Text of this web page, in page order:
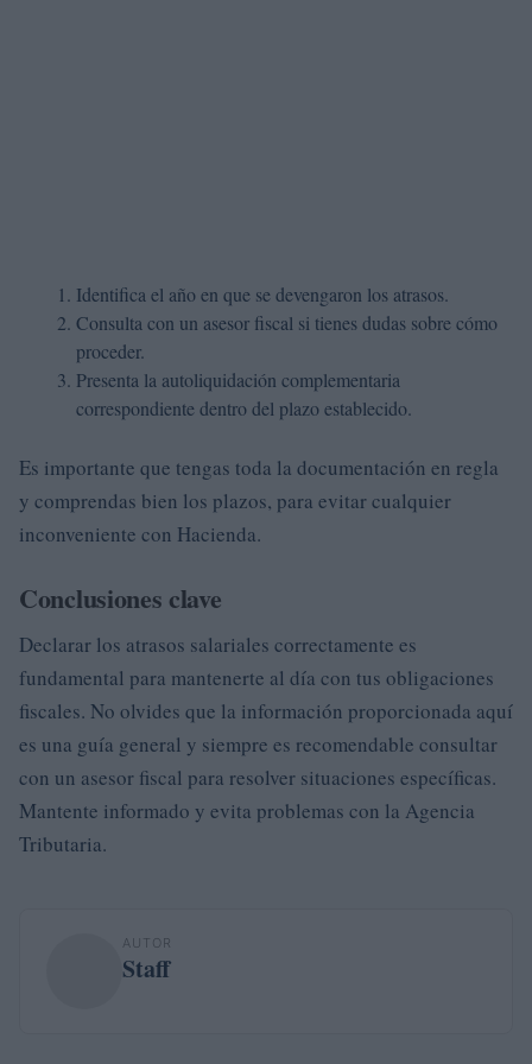
Identifica el año en que se devengaron los atrasos.
Consulta con un asesor fiscal si tienes dudas sobre cómo
proceder.
Presenta la autoliquidación complementaria
correspondiente dentro del plazo establecido.
Es importante que tengas toda la documentación en regla
y comprendas bien los plazos, para evitar cualquier
inconveniente con Hacienda.
Conclusiones clave
Declarar los atrasos salariales correctamente es
fundamental para mantenerte al día con tus obligaciones
fiscales. No olvides que la información proporcionada aquí
es una guía general y siempre es recomendable consultar
con un asesor fiscal para resolver situaciones específicas.
Mantente informado y evita problemas con la Agencia
Tributaria.
AUTOR
Staff